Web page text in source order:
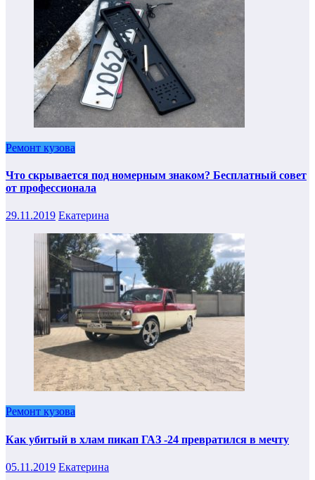
Ремонт кузова
Что скрывается под номерным знаком? Бесплатный совет
от профессионала
29.11.2019 Екатерина
Ремонт кузова
Как убитый в хлам пикап ГАЗ -24 превратился в мечту
05.11.2019 Екатерина